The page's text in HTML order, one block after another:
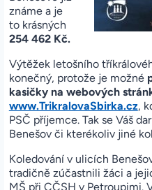
známe a je
to krásných
254 462 Kč.
Výtěžek letošního
konečný, protože je možné
kasičky na webových
www.TrikralovaSbirka.cz,
PSČ příjemce. Tak se Váš
Benešov či kterékoliv jiné
Koledování v ulicích
tradičně zúčastnili žáci a
MŠ při CČSH v Petroupimi.